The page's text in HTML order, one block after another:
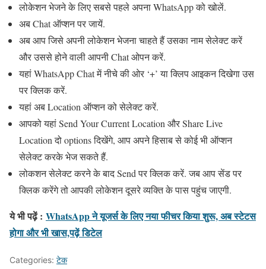
लोकेशन भेजने के लिए सबसे पहले अपना WhatsApp को खोलें.
अब Chat ऑप्शन पर जायें.
अब आप जिसे अपनी लोकेशन भेजना चाहते हैं उसका नाम सेलेक्ट करें
और उससे होने वाली आपनी Chat ओपन करें.
यहां WhatsApp Chat में नीचे की ओर ‘+’ या क्लिप आइकन दिखेगा उस
पर क्लिक करें.
यहां अब Location ऑप्शन को सेलेक्ट करें.
आपको यहां Send Your Current Location और Share Live
Location दो options दिखेंगे, आप अपने हिसाब से कोई भी ऑप्शन
सेलेक्ट करके भेज सकते हैं.
लोकशन सेलेक्ट करने के बाद Send पर क्लिक करें. जब आप सेंड पर
क्लिक करेंगे तो आपकी लोकेशन दूसरे व्यक्ति के पास पहुंच जाएगी.
ये भी पढ़ें : WhatsApp ने यूजर्स के लिए नया फीचर किया शुरू, अब स्टेटस
होगा और भी खास,पढ़ें डिटेल
Categories: टेक